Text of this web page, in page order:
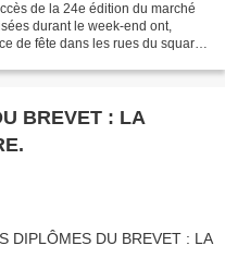
de la 24e édition du marché
durant le week-end ont,
de fête dans les rues du square
BREVET : LA